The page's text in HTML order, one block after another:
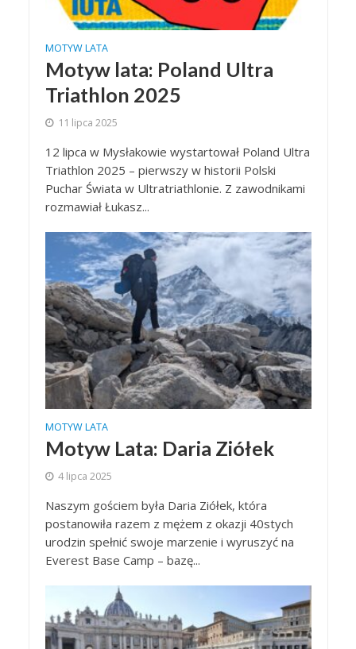
MOTYW LATA
Motyw lata: Poland Ultra
Triathlon 2025
11 lipca 2025
12 lipca w Mysłakowie wystartował Poland Ultra
Triathlon 2025 – pierwszy w historii Polski
Puchar Świata w Ultratriathlonie. Z zawodnikami
rozmawiał Łukasz...
MOTYW LATA
Motyw Lata: Daria Ziółek
4 lipca 2025
Naszym gościem była Daria Ziółek, która
postanowiła razem z mężem z okazji 40stych
urodzin spełnić swoje marzenie i wyruszyć na
Everest Base Camp – bazę...